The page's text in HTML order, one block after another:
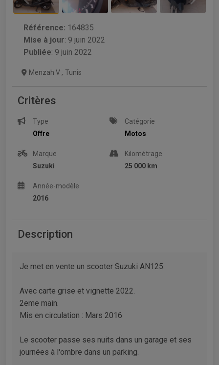
Référence: 164835
Mise à jour: 9 juin 2022
Publiée: 9 juin 2022
Menzah V , Tunis
Critères
Type
Offre
Catégorie
Motos
Marque
Suzuki
Kilométrage
25 000 km
Année-modèle
2016
Description
Je met en vente un scooter Suzuki AN125.
Avec carte grise et vignette 2022.
2eme main.
Mis en circulation : Mars 2016
Le scooter passe ses nuits dans un garage et ses
journées à l'ombre dans un parking.